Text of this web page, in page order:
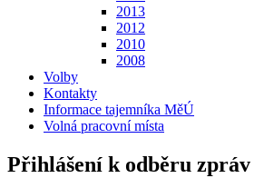
2013
2012
2010
2008
Volby
Kontakty
Informace tajemníka MěÚ
Volná pracovní místa
Přihlášení k odběru zpráv